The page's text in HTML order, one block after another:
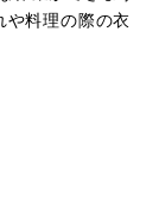
や料理の際の衣